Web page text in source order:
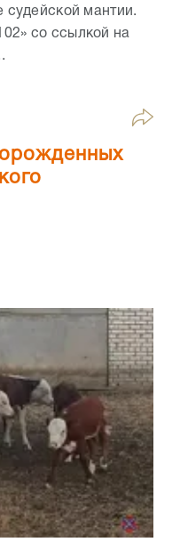
мантии.
со ссылкой на